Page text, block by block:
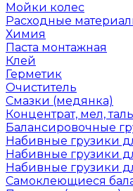
Мойки колес
Расходные
Химия
Паста монтажная
Клей
Герметик
Очиститель
Смазки (медянка)
Концентрат, мел,
Балансировочные
Набивные грузики
Набивные грузики
Набивные грузики
Самоклеющиеся